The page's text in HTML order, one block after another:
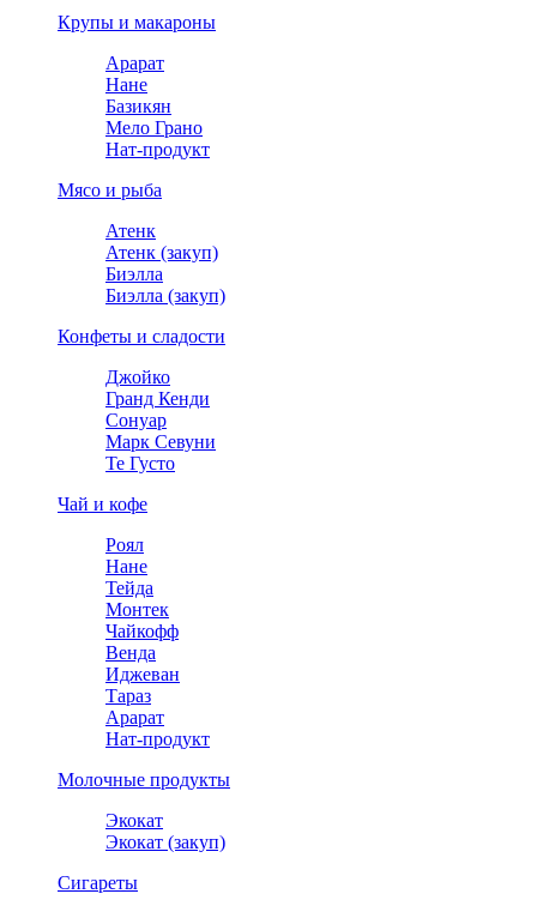
Крупы и макароны
Арарат
Нане
Базикян
Мело Грано
Нат-продукт
Мясо и рыба
Атенк
Атенк (закуп)
Биэлла
Биэлла (закуп)
Конфеты и сладости
Джойко
Гранд Кенди
Сонуар
Марк Севуни
Те Густо
Чай и кофе
Роял
Нане
Тейда
Монтек
Чайкофф
Венда
Иджеван
Тараз
Арарат
Нат-продукт
Молочные продукты
Экокат
Экокат (закуп)
Сигареты